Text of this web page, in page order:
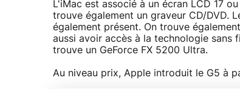
L'iMac est associé à un écran LCD 17
trouve également un graveur CD/DVD.
également présent. On trouve
aussi avoir accès à la technologie
trouve un GeForce FX 5200 Ultra.
Au niveau prix, Apple introduit le G5 à